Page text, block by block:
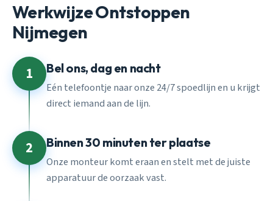
Werkwijze Ontstoppen
Nijmegen
1 Bel ons, dag en nacht
Eén telefoontje naar onze 24/7 spoedlijn en u krijgt
direct iemand aan de lijn.
2 Binnen 30 minuten ter plaatse
Onze monteur komt eraan en stelt met de juiste
apparatuur de oorzaak vast.